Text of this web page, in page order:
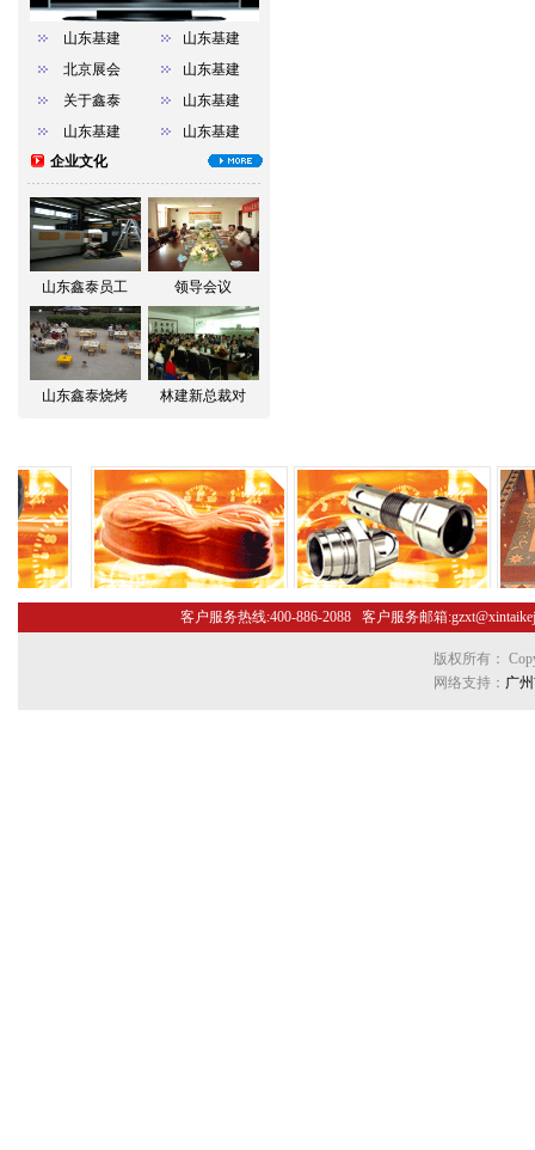
山东基建
北京展会
关于鑫泰
山东基建
山东基建
山东基建
山东基建
山东基建
企业文化
山东鑫泰员工 领导会议
山东鑫泰烧烤 林建新总裁对
客户服务热线:400-886-2088 客户服务邮箱
版权所有：
网络支持： 广